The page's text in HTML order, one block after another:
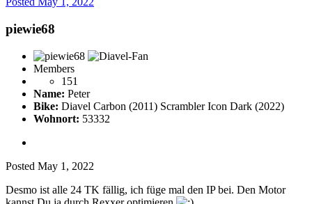
piewie68
Members
151
Name: Peter
Bike: Diavel Carbon (2011) Scrambler Icon Dark (2022)
Wohnort: 53332
Posted May 1, 2022
Desmo ist alle 24 TK fällig, ich füge mal den IP bei. Den Motor